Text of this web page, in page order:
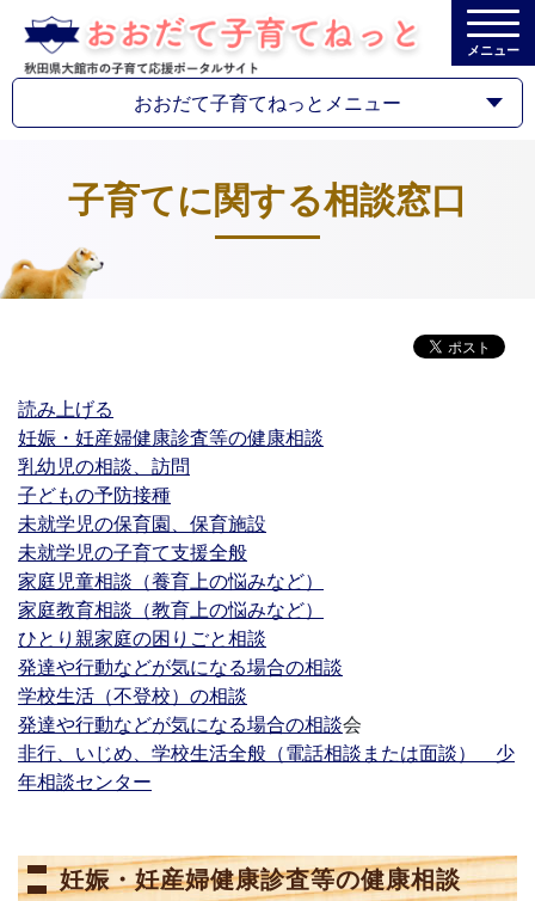
メニュー
おおだて子育てねっとメニュー
子育てに関する相談窓口
読み上げる
妊娠・妊産婦健康診査等の健康相談
乳幼児の相談、訪問
子どもの予防接種
未就学児の保育園、保育施設
未就学児の子育て支援全般
家庭児童相談（養育上の悩みなど）
家庭教育相談（教育上の悩みなど）
ひとり親家庭の困りごと相談
発達や行動などが気になる場合の相談
学校生活（不登校）の相談
発達や行動などが気になる場合の相談会
非行、いじめ、学校生活全般（電話相談または面談） 少
年相談センター
妊娠・妊産婦健康診査等の健康相談